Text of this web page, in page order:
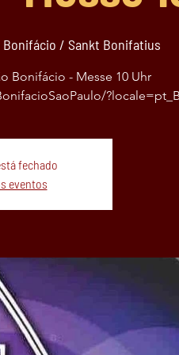
Bonifácio / Sankt Bonifatius
Bonifácio - Messe 10 Uhr
fechado
eventos